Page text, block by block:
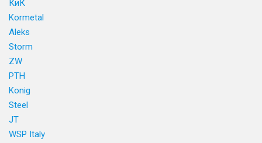
КиК
Kormetal
Aleks
Storm
ZW
PTH
Konig
Steel
JT
WSP Italy